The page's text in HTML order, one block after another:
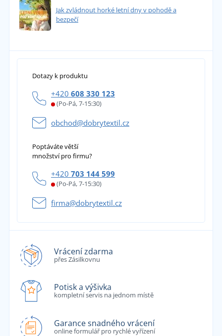
Jak zvládnout horké letní dny v pohodě a
bezpečí
Dotazy k produktu
+420 608 330 123
(Po-Pá, 7-15:30)
obchod@dobrytextil.cz
Poptáváte větší
množství pro firmu?
+420 703 144 599
(Po-Pá, 7-15:30)
firma@dobrytextil.cz
Vrácení zdarma
přes Zásilkovnu
Potisk a výšivka
kompletní servis na jednom místě
Garance snadného vrácení
online formulář pro rychlé vyřízení